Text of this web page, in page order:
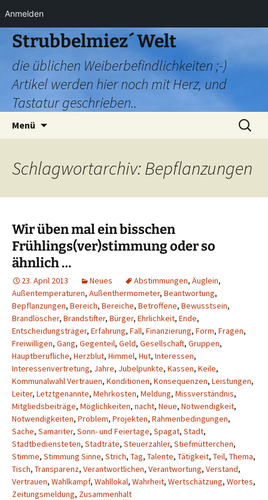
Anmelden
Zum
Inhalt
springen
Strubbelmiez´ Welt
die üblichen Weiberbefindlichkeiten ;-)
Artikel werden hier noch mit Herz, und
Tastatur geschrieben..
Menü
Suchen
nach:
Schlagwortarchiv: Bepflanzungen
Wir üben mal ein bisschen
Frühlings(ver)stimmung oder so
ähnlich …
23. April 2013 Neues Abstimmungen, Äuglein,
Außentemperaturen, Außenthermometer, Beantwortung,
Bepflanzungen, Bereich, Bereiche, Betroffene, Bewusstsein,
Brandlöscher, Brandstifter, Bürger, Ehrlichkeit, Ende,
Entscheidungsträger, Erfahrung, Fall, Finanzierung, Form, Fragen,
Freiwilligen, Gang, Gegenteil, Geld, Gesellschaft, Gruppen,
Hauptberufliche, Herzblut, Himmel, Hut, Interessen,
Interessenvertretung, Jahre, Jubelpunkte, Kassen, Keile,
Kommunalwahl Vertrauen, Konditionen, Konsequenzen, Leistungen,
Leiter, Letztgenannte, Mehrkosten, Meldung, Missverständnis,
Mitgliedsbeiträge, Möglichkeiten, nacht, Neue, Notwendigkeit,
Notwendigkeiten, Problem, Projekten, Rahmenbedingungen,
Sache, Samariter, Sonn- und Feiertage, Spagat, Stadt,
Stadtbediensteten, Stadträte, Steuerzahler, Stiefmütterchen,
Stimme, Stimmung Sinne, Strich, Tag, Talente, Tätigkeit, Teil, Thema,
Tisch, Transparenz, Verantwortlichen, Verantwortung, Verstand,
Vertrauen, Wahlkampf, Wahllokal, Wahrheit, Wertschätzung, Wortes,
Zeitungsmeldung, Zusammenhalt